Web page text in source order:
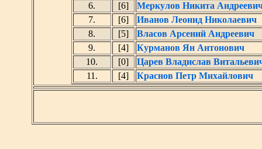
6.
[6]
Меркулов Никита
7.
[6]
Иванов Леонид Николаевич
8.
[5]
Власов Арсений Андреевич
9.
[4]
Курманов Ян Антонович
10.
[0]
Царев Владислав
11.
[4] Краснов Петр Михайлович